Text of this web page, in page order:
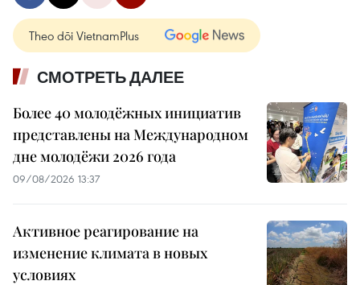
Theo dõi VietnamPlus
СМОТРЕТЬ ДАЛЕЕ
Более 40 молодёжных инициатив
представлены на Международном
дне молодёжи 2026 года
09/08/2026 13:37
Активное реагирование на
изменение климата в новых
условиях